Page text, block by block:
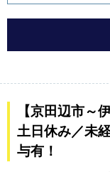
【京田辺市～
土日休み／未
与有！